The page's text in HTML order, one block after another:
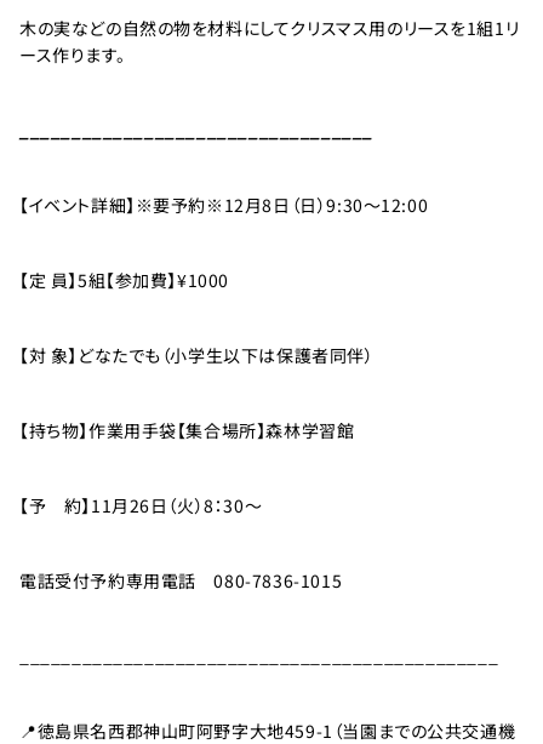
施
設
知
体
利
の
内
お
合
せ
木の実などの自然の物を材料にしてクリスマス用のリースを1組1リ
ース作ります。
【イベント詳細】※要予約※12月8日（日）9:30～12:00
【定 員】5組【参加費】¥1000
【対 象】どなたでも（小学生以下は保護者同伴）
【持ち物】作業用手袋【集合場所】森林学習館
【予 約】11月26日（火）8：30～
電話受付予約専用電話 080-7836-1015
📍徳島県名西郡神山町阿野字大地459-1（当園までの公共交通機